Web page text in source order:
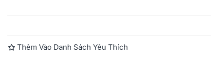
Thêm Vào Danh Sách Yêu Thích